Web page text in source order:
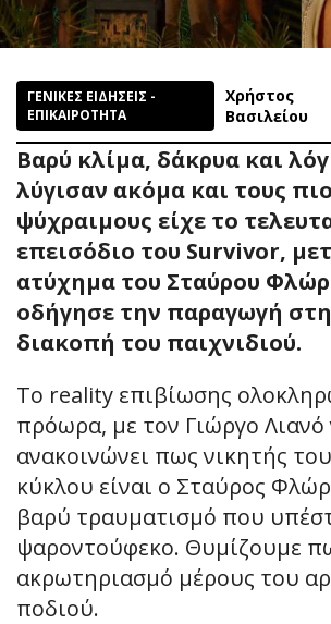
ΓΕΝΙΚΕΣ ΕΙΔΗΣΕΙΣ -
ΕΠΙΚΑΙΡΟΤΗΤΑ
Χρήστος
Βασιλείου
Βαρύ κλίμα, δάκρυα και
λύγισαν ακόμα και τους πιο
ψύχραιμους είχε το
επεισόδιο του Survivor,
ατύχημα του Σταύρου
οδήγησε την παραγωγή
διακοπή του παιχνιδιού.
Το reality επιβίωσης
πρόωρα, με τον Γιώργο Λιανό
ανακοινώνει πως νικητής
κύκλου είναι ο Σταύρος
βαρύ τραυματισμό που
ψαροντούφεκο. Θυμίζουμε
ακρωτηριασμό μέρους του
ποδιού.